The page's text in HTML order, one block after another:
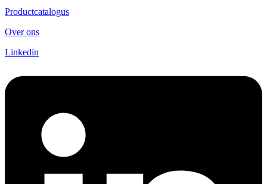
Productcatalogus
Over ons
Linkedin